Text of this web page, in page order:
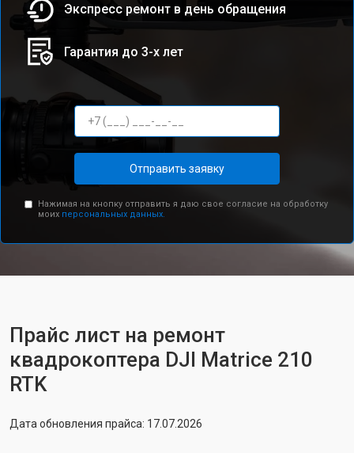
Экспресс ремонт в день обращения
Гарантия до 3-х лет
Отправить заявку
Нажимая на кнопку отправить я даю свое согласие на обработку
моих персональных данных.
Прайс лист на ремонт
квадрокоптера DJI Matrice 210
RTK
Дата обновления прайса: 17.07.2026